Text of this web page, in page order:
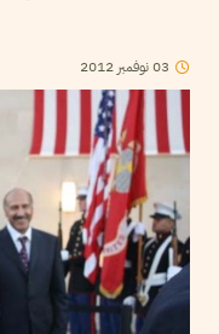
03نوفمبر 2012